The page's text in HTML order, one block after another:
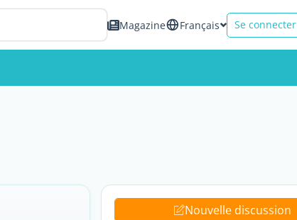
Magazine Français Se connecter
Nouvelle discussion